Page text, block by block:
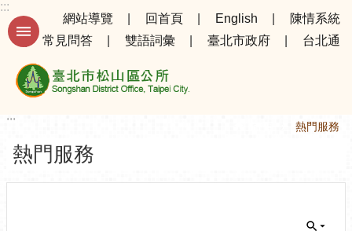
跳到主要內容區塊
進
搜
告
:::
網站導覽
回首頁 English
陳情系統
常見問答
雙語詞彙 臺北市政府 台北通
:::
:::
熱門服務
熱門服務